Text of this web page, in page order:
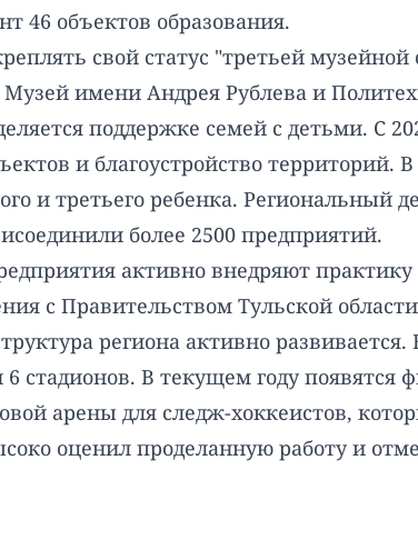
46 объектов образования.
свой статус "третьей
имени Андрея Рублева и
поддержке семей с детьми. С
и благоустройство
и третьего ребенка.
более 2500 предприятий.
активно внедряют
с Правительством Тульской
региона активно
стадионов. В текущем году появятся
арены для следж-хоккеистов,
оценил проделанную работу и